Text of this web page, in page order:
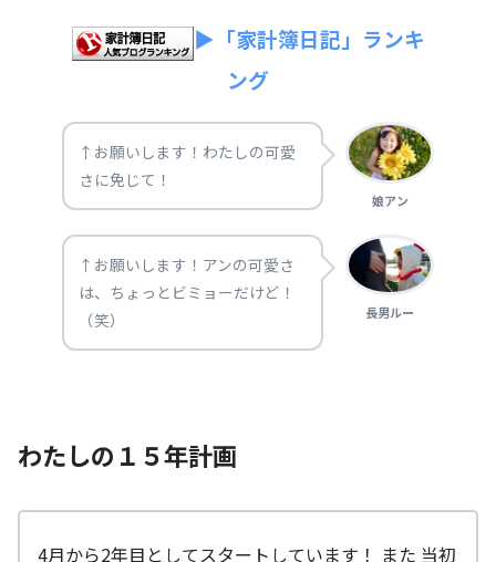
▶「家計簿日記」ランキ
ング
↑お願いします！わたしの可愛
さに免じて！
娘アン
↑お願いします！アンの可愛さ
は、ちょっとビミョーだけど！
（笑）
長男ルー
わたしの１５年計画
4月から2年目としてスタートしています！ また 当初